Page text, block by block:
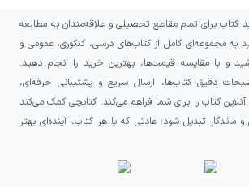
کتاب برای تمام مقاطع تحصیلی و علاقه‌مندان به مطالعه
به مجموعه‌ای کامل از کتاب‌های درسی، کنکوری، عمومی و
و با مقایسه قیمت‌ها، بهترین خرید را انجام دهید.
دقیق کتاب‌ها، ارسال سریع و پشتیبانی حرفه‌ای،
کتاب را برای شما فراهم می‌کند. کتابچی کمک می‌کند
ماندگار تبدیل شود؛ عادتی که با هر کتاب، آینده‌ای بهتر